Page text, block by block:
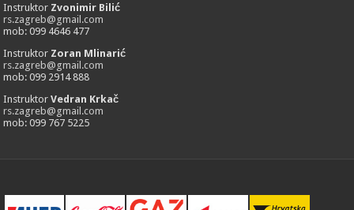
Instruktor Zvonimir Bilić
rs.zagreb@gmail.com
mob: 099 4646 477
Instruktor Zoran Mlinarić
rs.zagreb@gmail.com
mob: 099 2914 888
InstruktorVedran Krkač
rs.zagreb@gmail.com
mob: 099 767 5225